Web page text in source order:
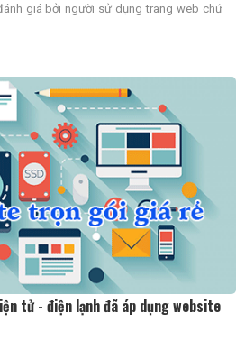
giá bởi người sử dụng trang web chứ
tử - điện lạnh đã áp dụng website